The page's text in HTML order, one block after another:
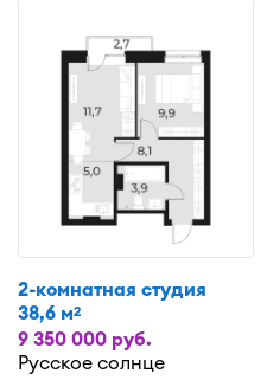
2-комнатная студия
38,6 м2
9 350 000 руб.
Русское солнце